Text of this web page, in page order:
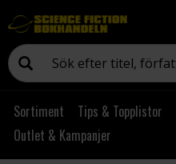
Sortiment Tips & Topplistor
Outlet & Kampanjer